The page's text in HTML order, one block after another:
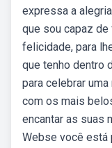
expressa a
que sou capaz
felicidade, para
que tenho dentro
para celebrar uma
com os mais
encantar as suas
Webse você está